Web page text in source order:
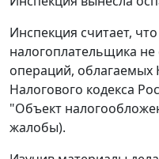
Инспекция считает,
налогоплательщика
операций, облагаемых
Налогового кодекса
"Объект
жалобы).